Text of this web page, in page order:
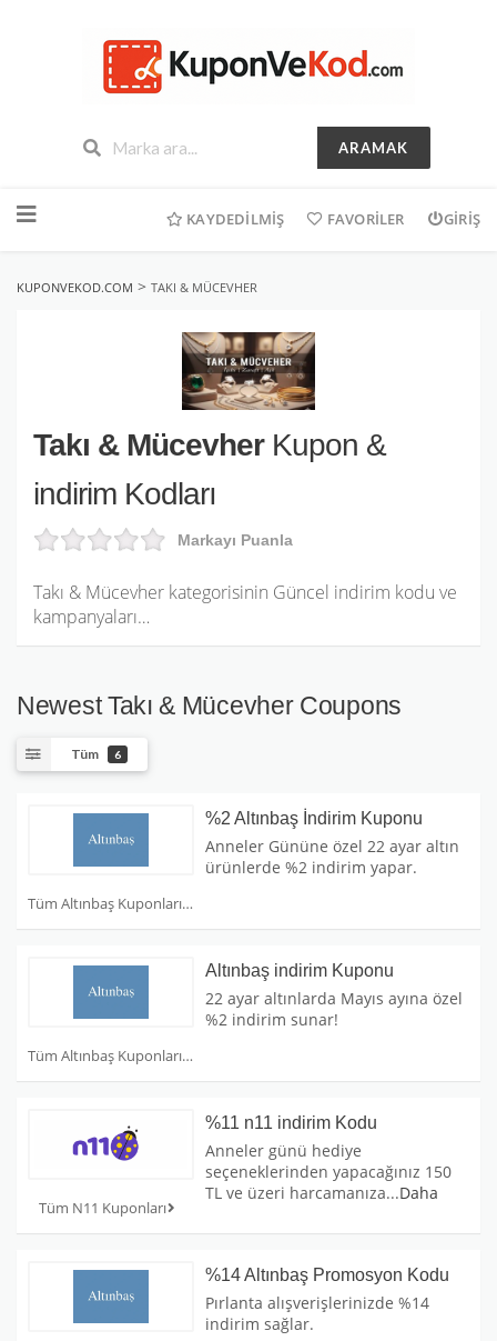
ARAMAK
geç
KAYDEDILMIŞ FAVORILER GIRIŞ
KUPONVEKOD.COM > TAKI & MÜCEVHER
Takı & MücevherKupon &
indirim Kodları
Markayı Puanla
Takı & Mücevher kategorisinin Güncel indirim kodu ve
kampanyaları…
Newest Takı & Mücevher Coupons
Tüm 6
Tüm Altınbaş Kuponları
%2 Altınbaş İndirim Kuponu
Anneler Gününe özel 22 ayar altın
ürünlerde %2 indirim yapar.
Tüm Altınbaş Kuponları
Altınbaş indirim Kuponu
22 ayar altınlarda Mayıs ayına özel
%2 indirim sunar!
Tüm N11 Kuponları
%11 n11 indirim Kodu
Anneler günü hediye
seçeneklerinden yapacağınız 150
TL ve üzeri harcamanıza...Daha
%14 Altınbaş Promosyon Kodu
Pırlanta alışverişlerinizde %14
indirim sağlar.